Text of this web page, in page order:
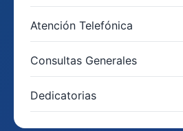
Atención Telefónica
Consultas Generales
Dedicatorias